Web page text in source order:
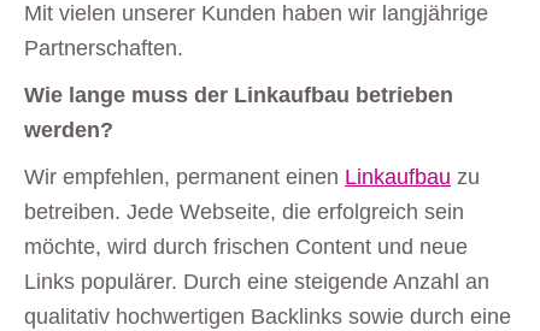
Mit vielen unserer Kunden haben wir langjährige
Partnerschaften.
Wie lange muss der Linkaufbau betrieben
werden?
Wir empfehlen, permanent einen Linkaufbau zu
betreiben. Jede Webseite, die erfolgreich sein
möchte, wird durch frischen Content und neue
Links populärer. Durch eine steigende Anzahl an
qualitativ hochwertigen Backlinks sowie durch eine